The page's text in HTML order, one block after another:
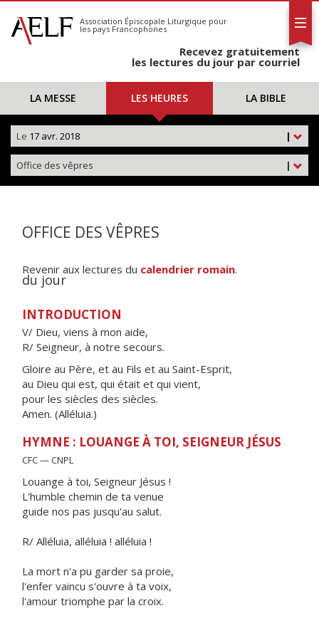
S'abonner
Calendrier
Association Épiscopale Liturgique pour
les pays Francophones
Recevez gratuitement
les lectures du jour par courriel
LA MESSE LES HEURES LA BIBLE
|
Le 17 avr. 2018
|
Office des vêpres
OFFICE DES VÊPRES
Revenir aux lectures du calendrier romain.
du jour
INTRODUCTION
V/ Dieu, viens à mon aide,
R/ Seigneur, à notre secours.
Gloire au Père, et au Fils et au Saint-Esprit,
au Dieu qui est, qui était et qui vient,
pour les siècles des siècles.
Amen. (Alléluia.)
HYMNE : LOUANGE À TOI, SEIGNEUR JÉSUS
CFC — CNPL
Louange à toi, Seigneur Jésus !
L'humble chemin de ta venue
guide nos pas jusqu'au salut.
R/ Alléluia, alléluia ! alléluia !
La mort n'a pu garder sa proie,
l'enfer vaincu s'ouvre à ta voix,
l'amour triomphe par la croix.